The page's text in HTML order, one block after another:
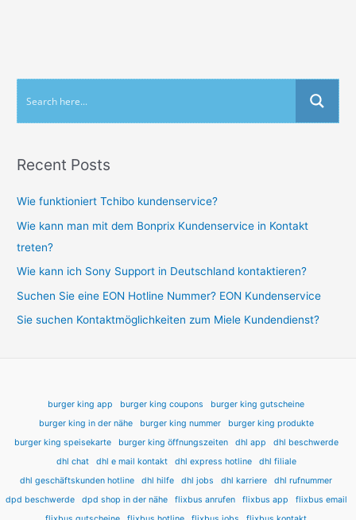
Recent Posts
Wie funktioniert Tchibo kundenservice?
Wie kann man mit dem Bonprix Kundenservice in Kontakt
treten?
Wie kann ich Sony Support in Deutschland kontaktieren?
Suchen Sie eine EON Hotline Nummer? EON Kundenservice
Sie suchen Kontaktmöglichkeiten zum Miele Kundendienst?
burger king app burger king coupons
burger king gutscheine
burger king in der nähe
burger king nummer
burger king produkte
burger king speisekarte
burger king öffnungszeiten dhl app
dhl beschwerde
dhl chat
dhl e mail kontakt dhl express hotline
dhl filiale
dhl geschäftskunden hotline
dhl hilfe dhl jobs dhl karriere
dhl rufnummer
dpd beschwerde
dpd shop in der nähe flixbus anrufen flixbus app
flixbus email